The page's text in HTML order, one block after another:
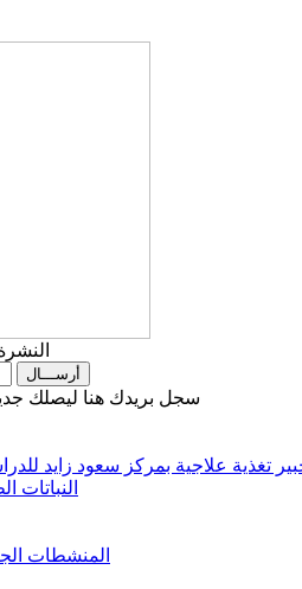
سجل بريدك هنا ليصلك
تغذية علاجية بمركز سعود زايد
النباتات
المنشطات